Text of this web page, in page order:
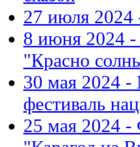
27 июля 2024
8 июня 2024 -
"Красно
30 мая 2024
фестиваль
25 мая 2024 -